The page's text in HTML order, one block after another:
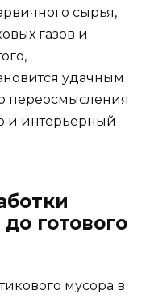
сырья,
газов и
удачным
переосмысления
и интерьерный
готового
мусора в